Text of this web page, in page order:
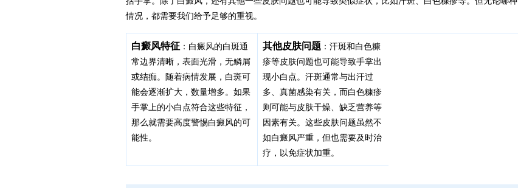
情况，都需要我们给予足够的重视。
白癜风特征 ：白癜风的白斑通
常边界清晰，表面光滑，无鳞屑
或结痂。随着病情发展，白斑可
能会逐渐扩大，数量增多。如果
手掌上的小白点符合这些特征，
那么就需要高度警惕白癜风的可
能性。
其他皮肤问题 ：汗斑和白色糠
疹等皮肤问题也可能导致手掌出
现小白点。汗斑通常与出汗过
多、真菌感染有关，而白色糠疹
则可能与皮肤干燥、缺乏营养等
因素有关。这些皮肤问题虽然不
如白癜风严重，但也需要及时治
疗，以免症状加重。